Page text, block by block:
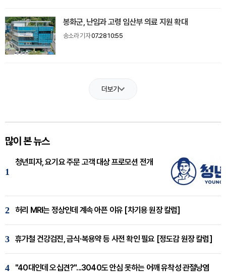
봉화군, 난임과 고령 임산부 의료 지원 확대
송소라 기자07.28 10:55
더보기
많이 본 뉴스
1
청년피자, 요기요 주문 고객 대상 프로모션 전개
2 허리 MRI는 정상인데 계속 아픈 이유 [차기용 원장 칼럼]
3 휴가철 건강검진, 금식·복용약 등 사전 확인 필요 [정도감 원장 칼럼]
4 "40대인데 오십견?"...3040도 안심 못하는 어깨 유착성 관절낭염